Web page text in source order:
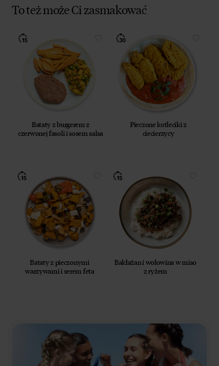
To też może Ci zasmakować
Bataty z burgerem z
czerwonej fasoli i sosem salsa
Pieczone kotleciki z
ciecierzycy
Bataty z pieczonymi
warzywami i serem feta
Bakłażan i wołowina w miso
z ryżem